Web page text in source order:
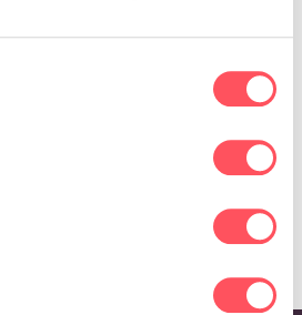
már megvásárolt